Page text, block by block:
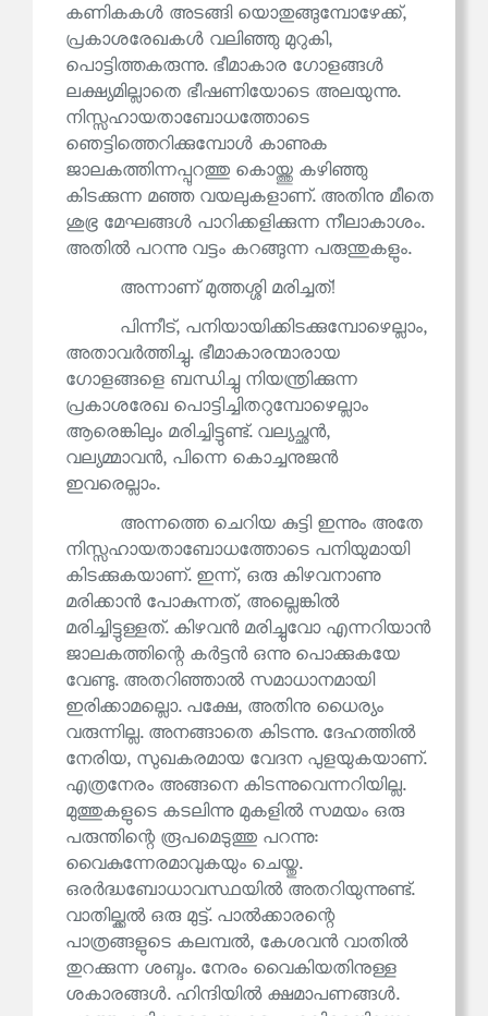
കണികകൾ അടങ്ങി യൊതുങ്ങുമ്പോഴേക്ക്,
പ്രകാശരേഖകൾ വലിഞ്ഞു മുറുകി,
പൊട്ടിത്തകരുന്നു. ഭീമാകാര ഗോളങ്ങൾ
ലക്ഷ്യമില്ലാതെ ഭീഷണിയോടെ അലയുന്നു.
നിസ്സഹായതാബോധത്തോടെ
ഞെട്ടിത്തെറിക്കുമ്പോൾ കാണുക
ജാലകത്തിന്നപ്പുറത്തു കൊയ്ത്തു കഴിഞ്ഞു
കിടക്കുന്ന മഞ്ഞ വയലുകളാണ്. അതിനു മീതെ
ശുഭ്ര മേഘങ്ങൾ പാറിക്കളിക്കുന്ന നീലാകാശം.
അതിൽ പറന്നു വട്ടം കറങ്ങുന്ന പരുന്തുകളും.
അന്നാണ് മുത്തശ്ശി മരിച്ചത്!
പിന്നീട്, പനിയായിക്കിടക്കുമ്പോഴെല്ലാം,
അതാവർത്തിച്ചു. ഭീമാകാരന്മാരായ
ഗോളങ്ങളെ ബന്ധിച്ചു നിയന്ത്രിക്കുന്ന
പ്രകാശരേഖ പൊട്ടിച്ചിതറുമ്പോഴെല്ലാം
ആരെങ്കിലും മരിച്ചിട്ടുണ്ട്. വല്യച്ഛൻ,
വല്യമ്മാവൻ, പിന്നെ കൊച്ചനുജൻ
ഇവരെല്ലാം.
അന്നത്തെ ചെറിയ കുട്ടി ഇന്നും അതേ
നിസ്സഹായതാബോധത്തോടെ പനിയുമായി
കിടക്കുകയാണ്. ഇന്ന്, ഒരു കിഴവനാണു
മരിക്കാൻ പോകുന്നത്, അല്ലെങ്കിൽ
മരിച്ചിട്ടുള്ളത്. കിഴവൻ മരിച്ചുവോ എന്നറിയാൻ
ജാലകത്തിന്റെ കർട്ടൻ ഒന്നു പൊക്കുകയേ
വേണ്ടു. അതറിഞ്ഞാൽ സമാധാനമായി
ഇരിക്കാമല്ലൊ. പക്ഷേ, അതിനു ധൈര്യം
വരുന്നില്ല. അനങ്ങാതെ കിടന്നു. ദേഹത്തിൽ
നേരിയ, സുഖകരമായ വേദന പുളയുകയാണ്.
എത്രനേരം അങ്ങനെ കിടന്നുവെന്നറിയില്ല.
മുത്തുകളുടെ കടലിന്നു മുകളിൽ സമയം ഒരു
പരുന്തിന്റെ രൂപമെടുത്തു പറന്നു:
വൈകുന്നേരമാവുകയും ചെയ്തു.
ഒരർദ്ധബോധാവസ്ഥയിൽ അതറിയുന്നുണ്ട്.
വാതില്ക്കൽ ഒരു മുട്ട്. പാൽക്കാരന്റെ
പാത്രങ്ങളുടെ കലമ്പൽ, കേശവൻ വാതിൽ
തുറക്കുന്ന ശബ്ദം. നേരം വൈകിയതിനുള്ള
ശകാരങ്ങൾ. ഹിന്ദിയിൽ ക്ഷമാപണങ്ങൾ.